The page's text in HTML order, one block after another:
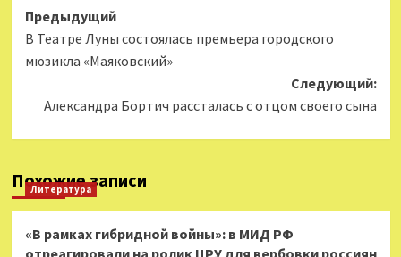
Навигация
записи
Предыдущий
В Театре Луны состоялась премьера городского
мюзикла «Маяковский»
Следующий:
Александра Бортич рассталась с отцом своего сына
Похожие записи
Литература
«В рамках гибридной войны»: в МИД РФ
отреагировали на ролик ЦРУ для вербовки россиян